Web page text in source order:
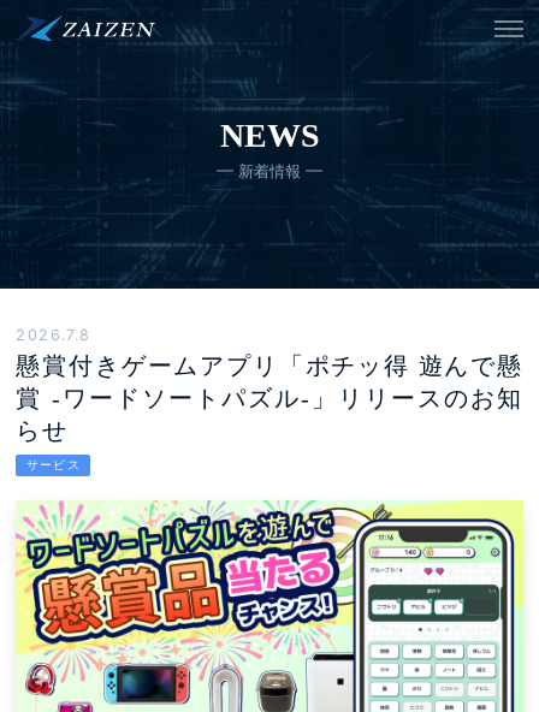
NEWS
新着情報
2026.7.8
懸賞付きゲームアプリ「ポチッ得 遊んで懸
賞 -ワードソートパズル-」リリースのお知
らせ
サービス